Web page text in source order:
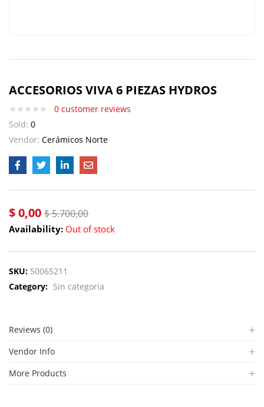
ACCESORIOS VIVA 6 PIEZAS HYDROS
0 customer reviews
Sold: 0
Vendor: Cerámicos Norte
$0,00 $5.700,00
Availability: Out of stock
SKU: 50065211
Category: Sin categoria
Reviews (0)
Vendor Info
More Products